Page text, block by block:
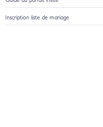
Inscription liste de mariage